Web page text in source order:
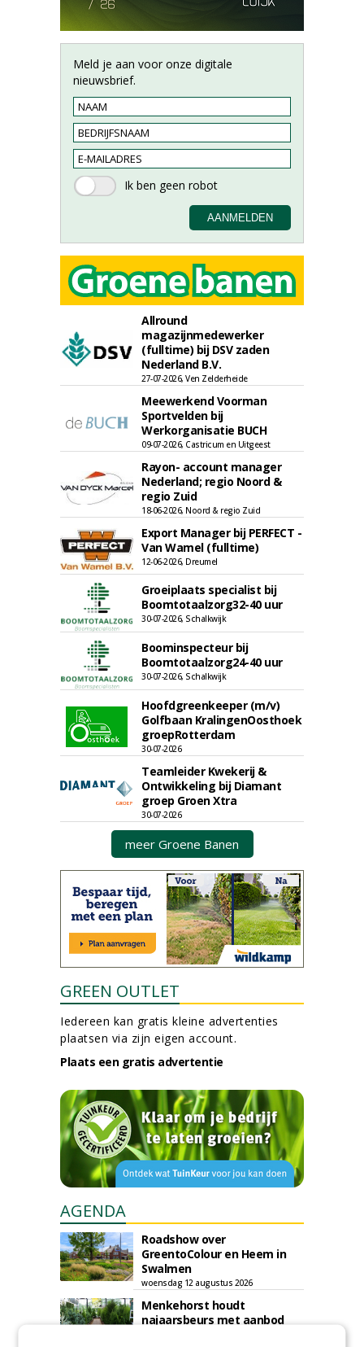
Meld je aan voor onze digitale
nieuwsbrief.
Allround
magazijnmedewerker
(fulltime) bij DSV zaden
Nederland B.V.
27-07-2026, Ven Zelderheide
Meewerkend Voorman
Sportvelden bij
Werkorganisatie BUCH
09-07-2026, Castricum en Uitgeest
Rayon- account manager
Nederland; regio Noord &
regio Zuid
18-06-2026, Noord & regio Zuid
Export Manager bij PERFECT -
Van Wamel (fulltime)
12-06-2026, Dreumel
Groeiplaats specialist bij
Boomtotaalzorg32-40 uur
30-07-2026, Schalkwijk
Boominspecteur bij
Boomtotaalzorg24-40 uur
30-07-2026, Schalkwijk
Hoofdgreenkeeper (m/v)
Golfbaan KralingenOosthoek
groepRotterdam
30-07-2026
Teamleider Kwekerij &
Ontwikkeling bij Diamant
groep Groen Xtra
30-07-2026
meer Groene Banen
GREEN OUTLET
Iedereen kan gratis kleine advertenties
plaatsen via zijn eigen account.
Plaats een gratis advertentie
AGENDA
Roadshow over
GreentoColour en Heem in
Swalmen
woensdag 12 augustus 2026
Menkehorst houdt
najaarsbeurs met aanbod